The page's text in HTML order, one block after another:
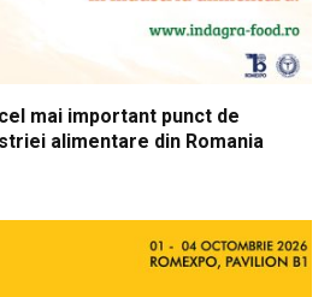
mai important punct de
alimentare din Romania